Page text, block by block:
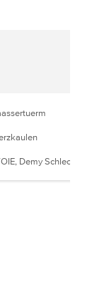
Demy Schlechter